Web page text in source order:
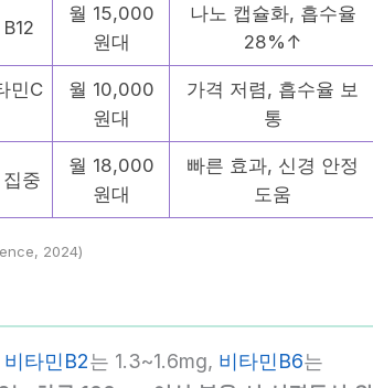
월 15,000
원대
나노 캡슐화, 흡수율
28%↑
민C
월 10,000
원대
가격 저렴, 흡수율 보
통
중
월 18,000
원대
빠른 효과, 신경 안정
도움
2024)
비타민B2는 1.3~1.6mg, 비타민B6는